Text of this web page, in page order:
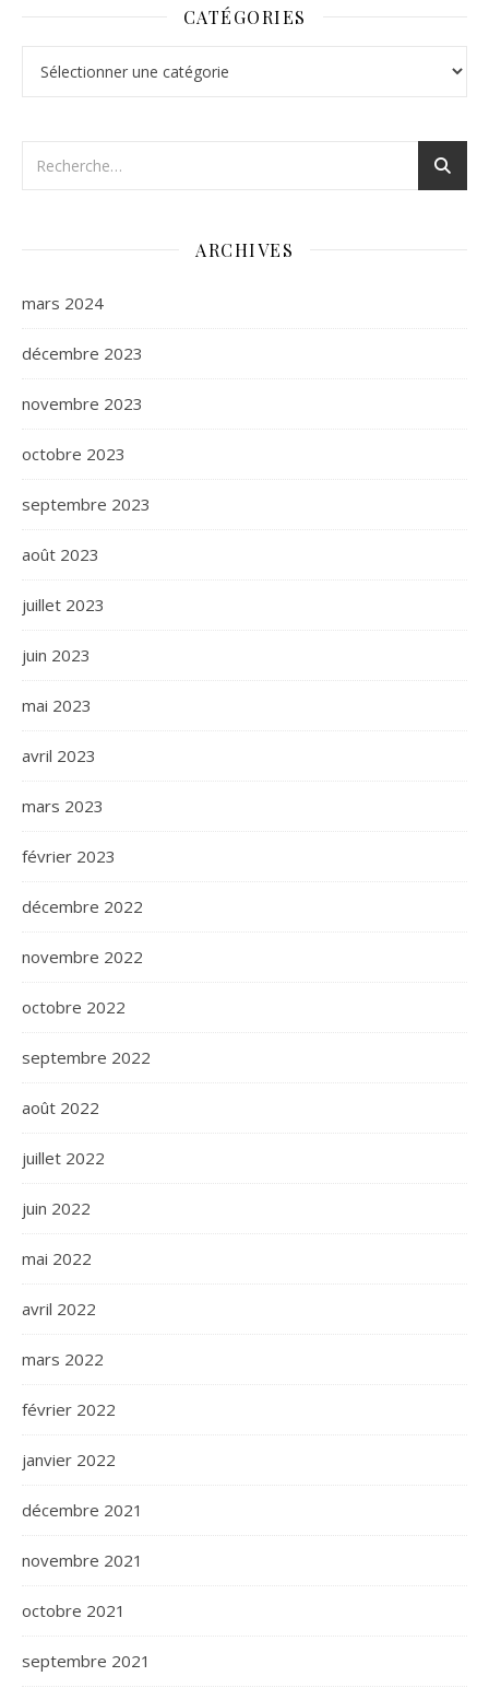
CATÉGORIES
ARCHIVES
mars 2024
décembre 2023
novembre 2023
octobre 2023
septembre 2023
août 2023
juillet 2023
juin 2023
mai 2023
avril 2023
mars 2023
février 2023
décembre 2022
novembre 2022
octobre 2022
septembre 2022
août 2022
juillet 2022
juin 2022
mai 2022
avril 2022
mars 2022
février 2022
janvier 2022
décembre 2021
novembre 2021
octobre 2021
septembre 2021